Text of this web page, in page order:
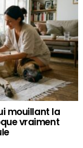
mouillant la
vraiment